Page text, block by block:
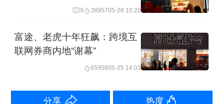
年集中整治期。集中整治期内，禁止境
外机构为存量投资者在境内非法提供买
入交易、转入资金等服务，只允许单向
卖出交易并转出资金。集中整治期满
后，境外机构全面关停境内网站、交易
9 3895705-28 10:20
富途、老虎十年狂飙：跨境互
联网券商内地“谢幕”
6595805-25 14:03
分享 热度